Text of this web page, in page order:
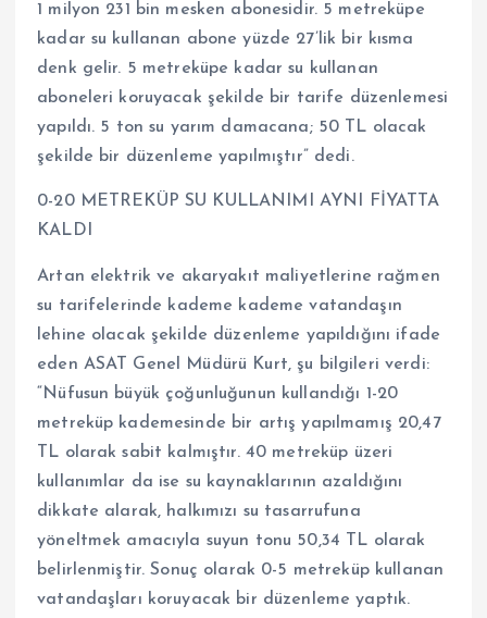
1 milyon 231 bin mesken abonesidir. 5 metreküpe
kadar su kullanan abone yüzde 27’lik bir kısma
denk gelir. 5 metreküpe kadar su kullanan
aboneleri koruyacak şekilde bir tarife düzenlemesi
yapıldı. 5 ton su yarım damacana; 50 TL olacak
şekilde bir düzenleme yapılmıştır” dedi.
0-20 METREKÜP SU KULLANIMI AYNI FİYATTA
KALDI
Artan elektrik ve akaryakıt maliyetlerine rağmen
su tarifelerinde kademe kademe vatandaşın
lehine olacak şekilde düzenleme yapıldığını ifade
eden ASAT Genel Müdürü Kurt, şu bilgileri verdi:
“Nüfusun büyük çoğunluğunun kullandığı 1-20
metreküp kademesinde bir artış yapılmamış 20,47
TL olarak sabit kalmıştır. 40 metreküp üzeri
kullanımlar da ise su kaynaklarının azaldığını
dikkate alarak, halkımızı su tasarrufuna
yöneltmek amacıyla suyun tonu 50,34 TL olarak
belirlenmiştir. Sonuç olarak 0-5 metreküp kullanan
vatandaşları koruyacak bir düzenleme yaptık.